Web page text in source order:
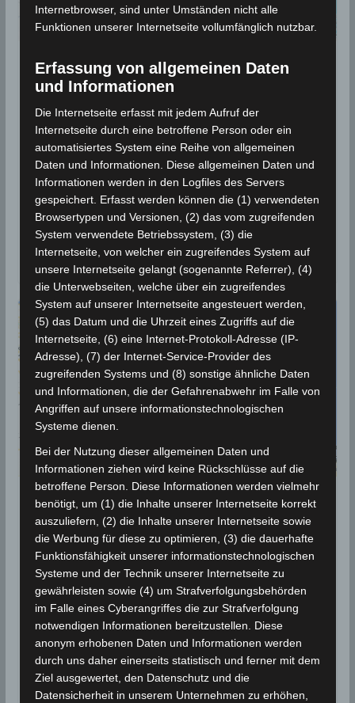
BEBEN 2024
27 Jan 2024: Erdbeben
südöstlich von Gafsa [M3.5]
28. Januar 2024 Wettermann
1412 Views
El Guettar ,Erdbeben,Gafsa,INM
Die Erdbeben-Überwachungsstationen des
Meteorologischen Instituts Tunesien (INM) haben am
Samstag, den 27 Jan 2024, um 22.14 Uhr Ortszeit ein
leichtes
BEBEN 2023
27 Nov 2023: Erdbeben südlich
von Gafsa [M2.7]
27. November 2023 Wettermann
1698 Views
Erdbeben,Gafsa,INM,Metlaoui,Volcanodiscovery
Die Erdbeben-Überwachungsstationen des
Meteorologischen Instituts Tunesien (INM) haben am
Montag, den 27 Nov 2023, um 14.24 Uhr Ortszeit ein
Erdbeben
Internetbrowser, sind unter Umständen nicht alle
Funktionen unserer Internetseite vollumfänglich nutzbar.
Erfassung von allgemeinen Daten
und Informationen
Die Internetseite erfasst mit jedem Aufruf der
Internetseite durch eine betroffene Person oder ein
automatisiertes System eine Reihe von allgemeinen
Daten und Informationen. Diese allgemeinen Daten und
Informationen werden in den Logfiles des Servers
gespeichert. Erfasst werden können die (1) verwendeten
Browsertypen und Versionen, (2) das vom zugreifenden
System verwendete Betriebssystem, (3) die
Internetseite, von welcher ein zugreifendes System auf
unsere Internetseite gelangt (sogenannte Referrer), (4)
die Unterwebseiten, welche über ein zugreifendes
System auf unserer Internetseite angesteuert werden,
(5) das Datum und die Uhrzeit eines Zugriffs auf die
Internetseite, (6) eine Internet-Protokoll-Adresse (IP-
Adresse), (7) der Internet-Service-Provider des
zugreifenden Systems und (8) sonstige ähnliche Daten
und Informationen, die der Gefahrenabwehr im Falle von
Angriffen auf unsere informationstechnologischen
Systeme dienen.
Bei der Nutzung dieser allgemeinen Daten und
Informationen ziehen wird keine Rückschlüsse auf die
betroffene Person. Diese Informationen werden vielmehr
benötigt, um (1) die Inhalte unserer Internetseite korrekt
auszuliefern, (2) die Inhalte unserer Internetseite sowie
die Werbung für diese zu optimieren, (3) die dauerhafte
Funktionsfähigkeit unserer informationstechnologischen
Systeme und der Technik unserer Internetseite zu
gewährleisten sowie (4) um Strafverfolgungsbehörden
im Falle eines Cyberangriffes die zur Strafverfolgung
notwendigen Informationen bereitzustellen. Diese
anonym erhobenen Daten und Informationen werden
durch uns daher einerseits statistisch und ferner mit dem
Ziel ausgewertet, den Datenschutz und die
Datensicherheit in unserem Unternehmen zu erhöhen,